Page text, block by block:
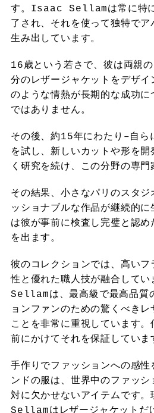
す。Isaac Sellamは常に特に
了され、それを使って独特で
生み出しています。
16歳という若さで、彼は両親
分のレザージャケットをデザイ
のような情熱が長期的な成功に
ではありません。
その後、約15年にわたり–自ら
を試し、新しいカットや形を
く研究を続け、この分野の専門
その結果、小さなパリのスタ
ッショナブルな作品が継続的に
は彼が事前に検査し完璧と認
を出ます。
彼のコレクションでは、高い
性と優れた職人技が融合して
Sellamは、最高級で最高品質
ョンファンのための驚くべき
ことを非常に重視しています。
前にかけてそれを保証していま
手作りでファッションへの感性
ンドの服は、世界中のファッ
対に欠かせないアイテムです
Sellamはレザージャケットだ